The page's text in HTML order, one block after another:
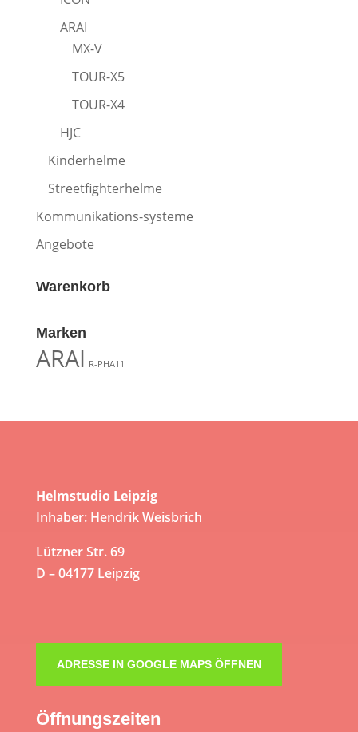
ARAI
MX-V
TOUR-X5
TOUR-X4
HJC
Kinderhelme
Streetfighterhelme
Kommunikations-systeme
Angebote
Warenkorb
Marken
ARAI R-PHA11
Helmstudio Leipzig
Inhaber: Hendrik Weisbrich
Lützner Str. 69
D – 04177 Leipzig
ADRESSE IN GOOGLE MAPS ÖFFNEN
Öffnungszeiten